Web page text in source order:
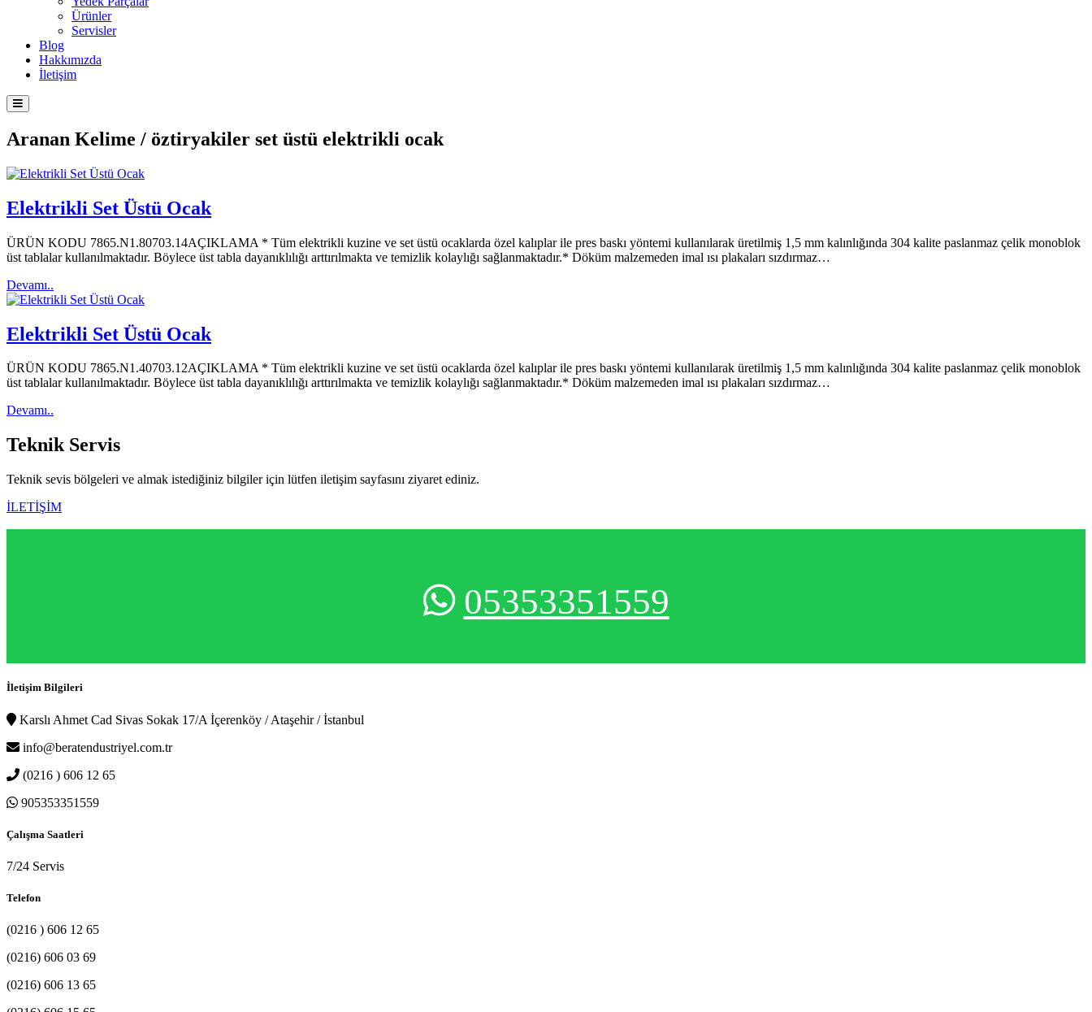
Ürünler
Servisler
Blog
Hakkımızda
İletişim
Aranan Kelime / öztiryakiler set üstü elektrikli ocak
Elektrikli Set Üstü Ocak
ÜRÜN KODU 7865.N1.80703.14AÇIKLAMA * Tüm elektrikli kuzine ve set üstü ocaklarda özel kalıplar ile pres baskı yöntemi kullanılarak üretilmiş 1,5 mm kalınlığında 304 kalite paslanmaz çelik monoblok
üst tablalar kullanılmaktadır. Böylece üst tabla dayanıklılığı arttırılmakta ve temizlik kolaylığı sağlanmaktadır.* Döküm malzemeden imal ısı plakaları sızdırmaz…
Devamı..
Elektrikli Set Üstü Ocak
ÜRÜN KODU 7865.N1.40703.12AÇIKLAMA * Tüm elektrikli kuzine ve set üstü ocaklarda özel kalıplar ile pres baskı yöntemi kullanılarak üretilmiş 1,5 mm kalınlığında 304 kalite paslanmaz çelik monoblok
üst tablalar kullanılmaktadır. Böylece üst tabla dayanıklılığı arttırılmakta ve temizlik kolaylığı sağlanmaktadır.* Döküm malzemeden imal ısı plakaları sızdırmaz…
Devamı..
Teknik Servis
Teknik sevis bölgeleri ve almak istediğiniz bilgiler için lütfen iletişim sayfasını ziyaret ediniz.
İLETİŞİM
05353351559
İletişim Bilgileri
Karslı Ahmet Cad Sivas Sokak 17/A İçerenköy / Ataşehir / İstanbul
info@beratendustriyel.com.tr
(0216 ) 606 12 65
905353351559
Çalışma Saatleri
7/24 Servis
Telefon
(0216 ) 606 12 65
(0216) 606 03 69
(0216) 606 13 65